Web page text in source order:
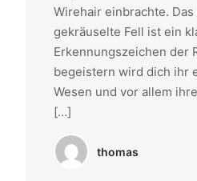
Wirehair einbrachte.
gekräuselte Fell ist ein
Erkennungszeichen der
begeistern wird dich ihr
Wesen und vor allem
[…]
thomas